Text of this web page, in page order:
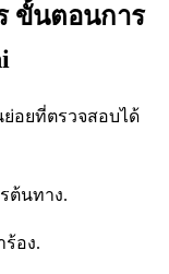
ขั้นตอนการ
ย่อยที่ตรวจสอบได้
ต้นทาง.
อง.